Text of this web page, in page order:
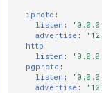
iproto :
listen :
advertise :
http :
listen :
pgproto :
listen :
advertise :